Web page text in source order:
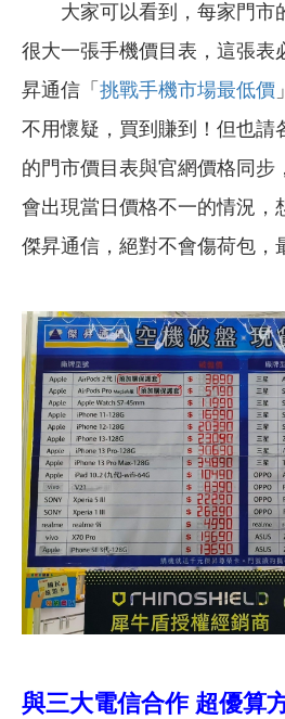
大家可以看到，每家門市
很大一張手機價目表，這張表
昇通信「 挑戰手機市場最低價
不用懷疑，買到賺到！但也請
的門市價目表與官網價格同步
會出現當日價格不一的情況，
傑昇通信，絕對不會傷荷包，
與三大電信合作 超優算